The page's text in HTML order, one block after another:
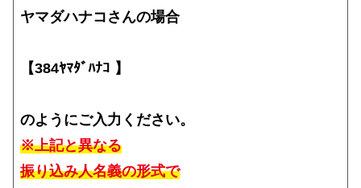
ヤマダハナコさんの場合
【384ﾔﾏﾀﾞﾊﾅｺ 】
のようにご入力ください。
※上記と異なる
振り込み人名義の形式で